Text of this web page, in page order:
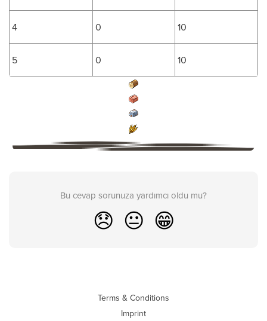
4 0 10
5 0 10
Bu cevap sorunuza yardımcı oldu mu?
😞 😐 😁
Terms & Conditions
Imprint